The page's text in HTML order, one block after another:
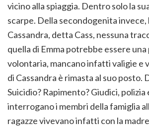
vicino alla spiaggia. Dentro solo la
scarpe. Della secondogenita
Cassandra, detta Cass, nessuna
quella di Emma potrebbe essere
volontaria, mancano infatti valigie e
di Cassandra è rimasta al suo posto.
Suicidio? Rapimento? Giudici, polizia
interrogano i membri della famiglia
ragazze vivevano infatti con la